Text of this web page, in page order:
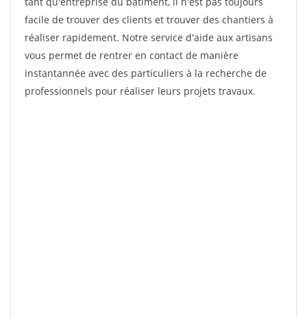
facile de trouver des clients et trouver des chantiers à
réaliser rapidement. Notre service d'aide aux artisans
vous permet de rentrer en contact de manière
instantannée avec des particuliers à la recherche de
professionnels pour réaliser leurs projets travaux.